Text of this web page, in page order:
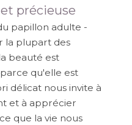
précieuse
papillon adulte -
la plupart des
beauté est
qu'elle est
délicat nous invite à
et à apprécier
que la vie nous